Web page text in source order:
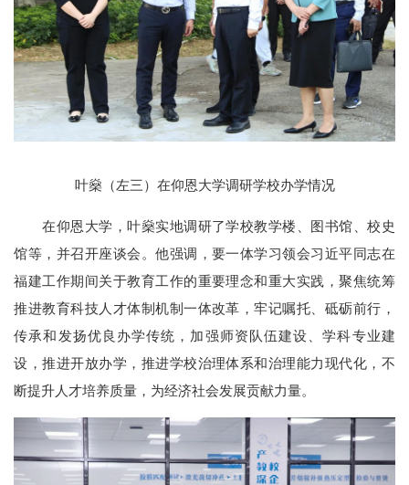
叶燊（左三）在仰恩大学调研学校办学情况
在仰恩大学，叶燊实地调研了学校教学楼、图书馆、校史
馆等，并召开座谈会。他强调，要一体学习领会习近平同志在
福建工作期间关于教育工作的重要理念和重大实践，聚焦统筹
推进教育科技人才体制机制一体改革，牢记嘱托、砥砺前行，
传承和发扬优良办学传统，加强师资队伍建设、学科专业建
设，推进开放办学，推进学校治理体系和治理能力现代化，不
断提升人才培养质量，为经济社会发展贡献力量。